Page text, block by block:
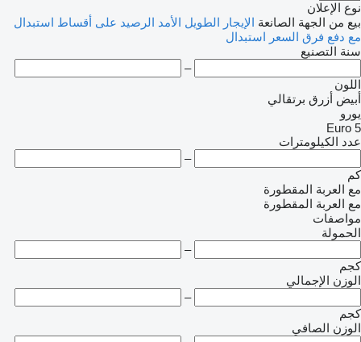
نوع الإعلان
بيع من الجهة الصانعة الإيجار الطويل الأمد الرصيد على أقساط استبدال
مع دفع فرق السعر استبدال
سنة التصنيع
–
اللون
أبيض أزرق برتقالي
يورو
Euro 5
عدد الكيلومترات
–
كم
مع العربة المقطورة
مع العربة المقطورة
مواصفات
الحمولة
–
كجم
الوزن الإجمالي
–
كجم
الوزن الصافي